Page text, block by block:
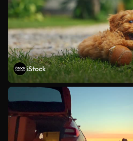
iStock